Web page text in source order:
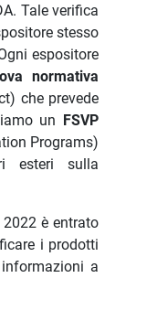
Tale verifica
stesso
espositore
normativa
che prevede
un FSVP
Programs)
esteri sulla
è entrato
i prodotti
a